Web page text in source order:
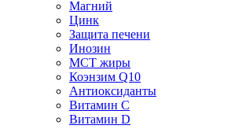
Магний
Цинк
Защита печени
Инозин
МСТ жиры
Коэнзим Q10
Антиоксиданты
Витамин С
Витамин D